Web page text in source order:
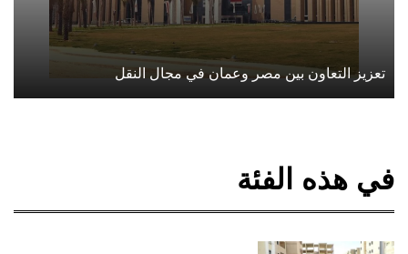
تعزيز التعاون بين مصر وعمان في مجال النقل
في هذه الفئة